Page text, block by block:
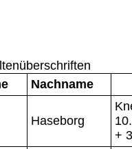
Nachname
Haseborg
+